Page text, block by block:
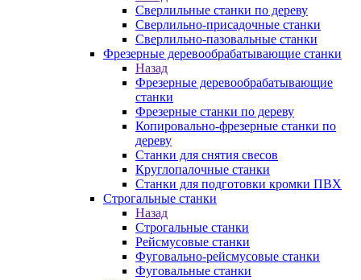
Сверлильные станки по дереву
Сверлильно-присадочные станки
Сверлильно-пазовальные станки
Фрезерные деревообрабатывающие станки
Назад
Фрезерные деревообрабатывающие
станки
Фрезерные станки по дереву
Копировально-фрезерные станки по
дереву
Станки для снятия свесов
Круглопалочные станки
Станки для подготовки кромки ПВХ
Строгальные станки
Назад
Строгальные станки
Рейсмусовые станки
Фуговально-рейсмусовые станки
Фуговальные станки